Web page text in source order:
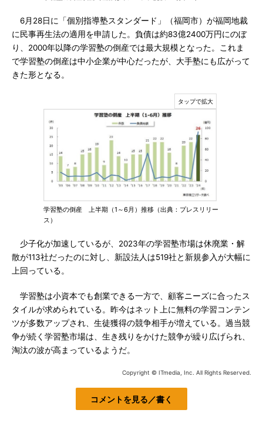
6月28日に「個別指導塾スタンダード」（福岡市）が福岡地裁
に民事再生法の適用を申請した。負債は約83億2400万円にのぼ
り、2000年以降の学習塾の倒産では最大規模となった。これま
で学習塾の倒産は中小企業が中心だったが、大手塾にも広がって
きた形となる。
学習塾の倒産 上半期（1～6月）推移（出典：プレスリリー
ス）
少子化が加速しているが、2023年の学習塾市場は休廃業・解
散が113社だったのに対し、新設法人は519社と新規参入が大幅に
上回っている。
学習塾は小資本でも創業できる一方で、顧客ニーズに合ったス
タイルが求められている。昨今はネット上に無料の学習コンテン
ツが多数アップされ、生徒獲得の競争相手が増えている。過当競
争が続く学習塾市場は、生き残りをかけた競争が繰り広げられ、
淘汰の波が高まっているようだ。
Copyright © ITmedia, Inc. All Rights Reserved.
コメントを見る／書く